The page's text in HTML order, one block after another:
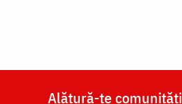
Alătură-te